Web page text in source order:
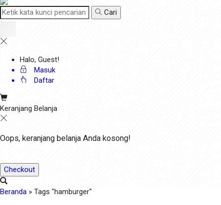
Cari
Halo, Guest!
Masuk
Daftar
Keranjang Belanja
Oops, keranjang belanja Anda kosong!
Checkout
Beranda » Tags "hamburger"